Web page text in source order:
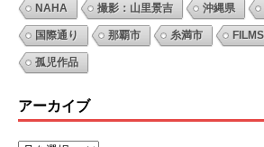
NAHA 撮影：山里景吉 沖縄県
国際通り 那覇市 糸満市 FILMS
孤児作品
アーカイブ